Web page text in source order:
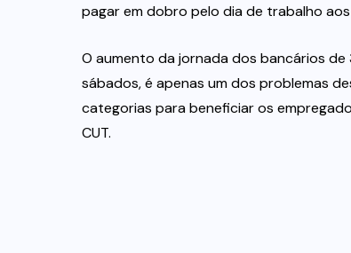
pagar em dobro pelo dia de trabalho
O aumento da jornada dos bancários
sábados, é apenas um dos problemas
categorias para beneficiar os
CUT.